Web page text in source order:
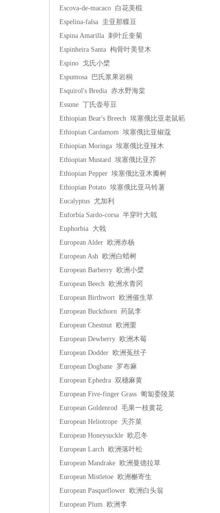
Escova-de-macaco 白花美椴
Espelina-falsa 圭亚那蝶豆
Espina Amarilla 刺叶丘奎菊
Espinheira Santa 枸骨叶美登木
Espino 戈氏小檗
Espumosa 巴氏浆果岩桐
Esquirol's Bredia 赤水野海棠
Essune 丁氏壶萼豆
Ethiopian Bear's Breech 埃塞俄比亚老鼠簕
Ethiopian Cardamom 埃塞俄比亚椒蔻
Ethiopian Moringa 埃塞俄比亚辣木
Ethiopian Mustard 埃塞俄比亚芥
Ethiopian Pepper 埃塞俄比亚木瓣树
Ethiopian Potato 埃塞俄比亚马铃薯
Eucalyptus 尤加利
Euforbia Sardo-corsa 半穿叶大戟
Euphorbia 大戟
European Alder 欧洲赤杨
European Ash 欧洲白蜡树
European Barberry 欧洲小檗
European Beech 欧洲水青冈
European Birthwort 欧洲催生草
European Buckthorn 药鼠李
European Chestnut 欧洲栗
European Dewberry 欧洲木莓
European Dodder 欧洲菟丝子
European Dogbane 罗布麻
European Ephedra 双穗麻黄
European Five-finger Grass 匍匐委陵菜
European Goldenrod 毛果一枝黄花
European Heliotrope 天芥菜
European Honeysuckle 欧忍冬
European Larch 欧洲落叶松
European Mandrake 欧洲曼德拉草
European Mistletoe 欧洲槲寄生
European Pasqueflower 欧洲白头翁
European Plum 欧洲李